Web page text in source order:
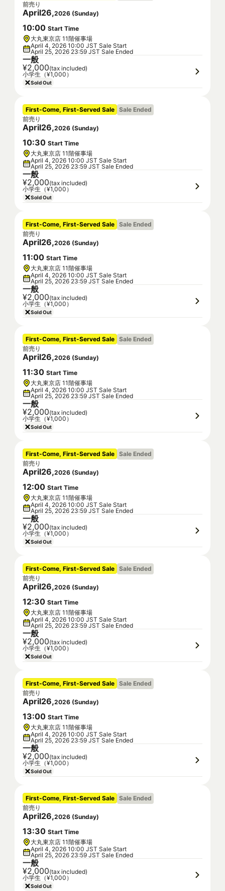
前売り
April26,2026 (Sunday)
10:00 Start Time
大丸東京店 11階催事場
April 4, 2026 10:00 JST Sale Start
April 25, 2026 23:59 JST Sale Ended
一般
¥2,000(tax included)
小学生（¥1,000）
Sold Out
First-Come, First-Served Sale Sale Ended
前売り
April26,2026 (Sunday)
10:30 Start Time
大丸東京店 11階催事場
April 4, 2026 10:00 JST Sale Start
April 25, 2026 23:59 JST Sale Ended
一般
¥2,000(tax included)
小学生（¥1,000）
Sold Out
First-Come, First-Served Sale Sale Ended
前売り
April26,2026 (Sunday)
11:00 Start Time
大丸東京店 11階催事場
April 4, 2026 10:00 JST Sale Start
April 25, 2026 23:59 JST Sale Ended
一般
¥2,000(tax included)
小学生（¥1,000）
Sold Out
First-Come, First-Served Sale Sale Ended
前売り
April26,2026 (Sunday)
11:30 Start Time
大丸東京店 11階催事場
April 4, 2026 10:00 JST Sale Start
April 25, 2026 23:59 JST Sale Ended
一般
¥2,000(tax included)
小学生（¥1,000）
Sold Out
First-Come, First-Served Sale Sale Ended
前売り
April26,2026 (Sunday)
12:00 Start Time
大丸東京店 11階催事場
April 4, 2026 10:00 JST Sale Start
April 25, 2026 23:59 JST Sale Ended
一般
¥2,000(tax included)
小学生（¥1,000）
Sold Out
First-Come, First-Served Sale Sale Ended
前売り
April26,2026 (Sunday)
12:30 Start Time
大丸東京店 11階催事場
April 4, 2026 10:00 JST Sale Start
April 25, 2026 23:59 JST Sale Ended
一般
¥2,000(tax included)
小学生（¥1,000）
Sold Out
First-Come, First-Served Sale Sale Ended
前売り
April26,2026 (Sunday)
13:00 Start Time
大丸東京店 11階催事場
April 4, 2026 10:00 JST Sale Start
April 25, 2026 23:59 JST Sale Ended
一般
¥2,000(tax included)
小学生（¥1,000）
Sold Out
First-Come, First-Served Sale Sale Ended
前売り
April26,2026 (Sunday)
13:30 Start Time
大丸東京店 11階催事場
April 4, 2026 10:00 JST Sale Start
April 25, 2026 23:59 JST Sale Ended
一般
¥2,000(tax included)
小学生（¥1,000）
Sold Out